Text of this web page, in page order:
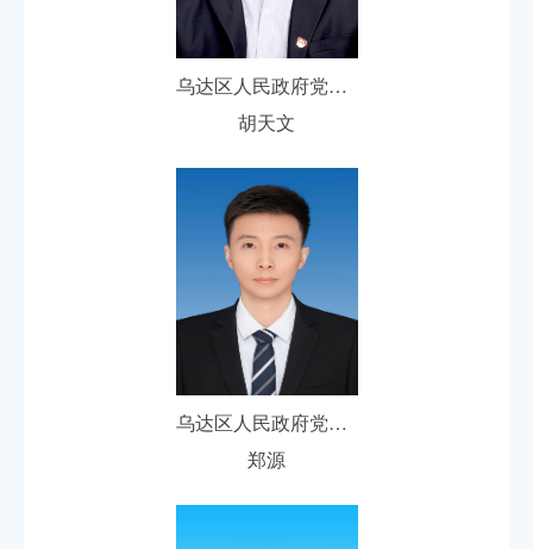
乌达区人民政府党组成员、副区长
胡天文
乌达区人民政府党组成员、副区长
郑源